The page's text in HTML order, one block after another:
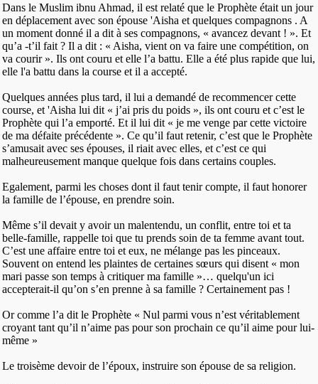
Dans le Muslim ibnu Ahmad, il est relaté que le Prophète était un jour
en déplacement avec son épouse 'Aisha et quelques compagnons . A
un moment donné il a dit à ses compagnons, « avancez devant ! ». Et
qu’a -t’il fait ? Il a dit : « Aisha, vient on va faire une compétition, on
va courir ». Ils ont couru et elle l’a battu. Elle a été plus rapide que lui,
elle l'a battu dans la course et il a accepté.
Quelques années plus tard, il lui a demandé de recommencer cette
course, et 'Aisha lui dit « j’ai pris du poids », ils ont couru et c’est le
Prophète qui l’a emporté. Et il lui dit « je me venge par cette victoire
de ma défaite précédente ». Ce qu’il faut retenir, c’est que le Prophète
s’amusait avec ses épouses, il riait avec elles, et c’est ce qui
malheureusement manque quelque fois dans certains couples.
Egalement, parmi les choses dont il faut tenir compte, il faut honorer
la famille de l’épouse, en prendre soin.
Même s’il devait y avoir un malentendu, un conflit, entre toi et ta
belle-famille, rappelle toi que tu prends soin de ta femme avant tout.
C’est une affaire entre toi et eux, ne mélange pas les pinceaux.
Souvent on entend les plaintes de certaines sœurs qui disent « mon
mari passe son temps à critiquer ma famille »… quelqu'un ici
accepterait-il qu’on s’en prenne à sa famille ? Certainement pas !
Or comme l’a dit le Prophète « Nul parmi vous n’est véritablement
croyant tant qu’il n’aime pas pour son prochain ce qu’il aime pour lui-
même »
Le troisème devoir de l’époux, instruire son épouse de sa religion.